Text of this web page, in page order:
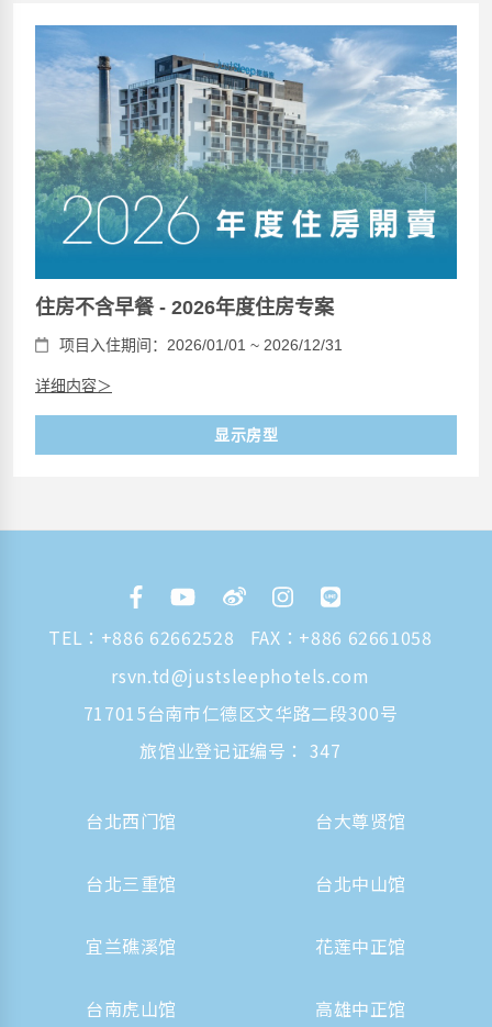
住房不含早餐 - 2026年度住房专案
项目入住期间：2026/01/01 ~ 2026/12/31
详细内容＞
显示房型
TEL： +886 62662528
FAX：+886 62661058
rsvn.td@justsleephotels.com
717015台南市仁德区文华路二段300号
旅馆业登记证编号： 347
台北西门馆 台大尊贤馆
台北三重馆 台北中山馆
宜兰礁溪馆 花莲中正馆
台南虎山馆 高雄中正馆